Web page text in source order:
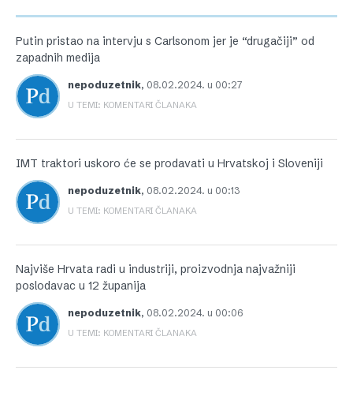
Putin pristao na intervju s Carlsonom jer je “drugačiji” od
zapadnih medija
nepoduzetnik, 08.02.2024. u 00:27
U TEMI: KOMENTARI ČLANAKA
IMT traktori uskoro će se prodavati u Hrvatskoj i Sloveniji
nepoduzetnik, 08.02.2024. u 00:13
U TEMI: KOMENTARI ČLANAKA
Najviše Hrvata radi u industriji, proizvodnja najvažniji
poslodavac u 12 županija
nepoduzetnik, 08.02.2024. u 00:06
U TEMI: KOMENTARI ČLANAKA